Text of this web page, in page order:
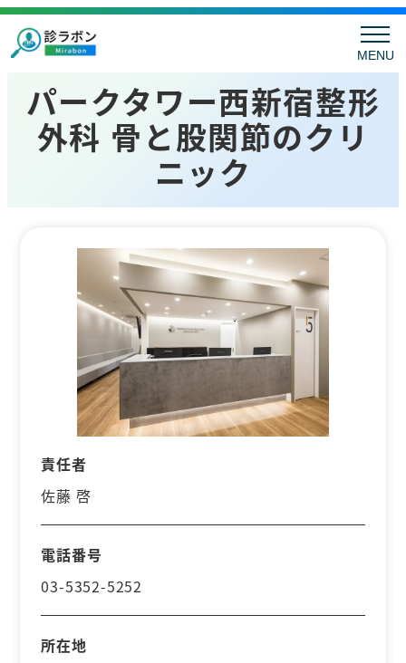
MENU
パークタワー西新宿整形
外科 骨と股関節のクリ
ニック
責任者
佐藤 啓
電話番号
03-5352-5252
所在地